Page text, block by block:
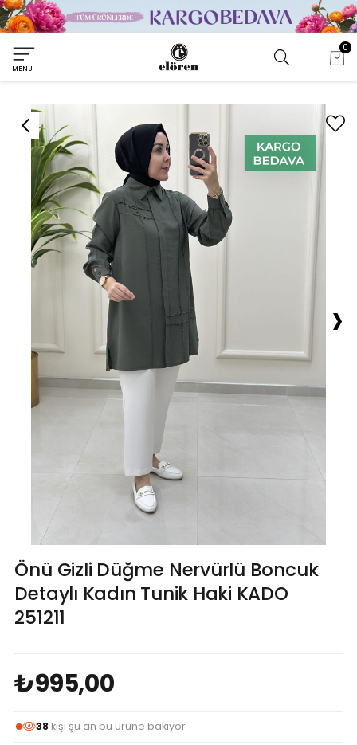
MENU
0
›
Önü Gizli Düğme Nervürlü Boncuk
Detaylı Kadın Tunik Haki KADO
251211
₺995,00
38 kişi şu an bu ürüne bakıyor